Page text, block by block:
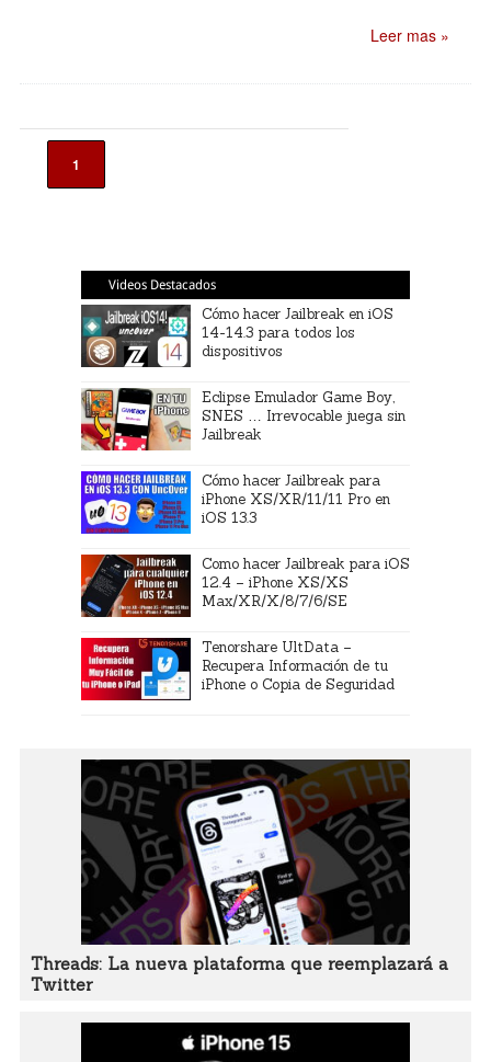
Leer mas »
1
Videos Destacados
Cómo hacer Jailbreak en iOS
14-14.3 para todos los
dispositivos
Eclipse Emulador Game Boy,
SNES … Irrevocable juega sin
Jailbreak
Cómo hacer Jailbreak para
iPhone XS/XR/11/11 Pro en
iOS 13.3
Como hacer Jailbreak para iOS
12.4 – iPhone XS/XS
Max/XR/X/8/7/6/SE
Tenorshare UltData –
Recupera Información de tu
iPhone o Copia de Seguridad
Threads: La nueva plataforma que reemplazará a
Twitter